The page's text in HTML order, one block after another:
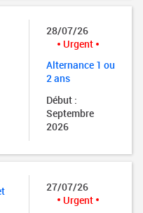
28/07/26
Urgent
Alternance 1 ou
2 ans
Début :
Septembre
2026
27/07/26
Urgent